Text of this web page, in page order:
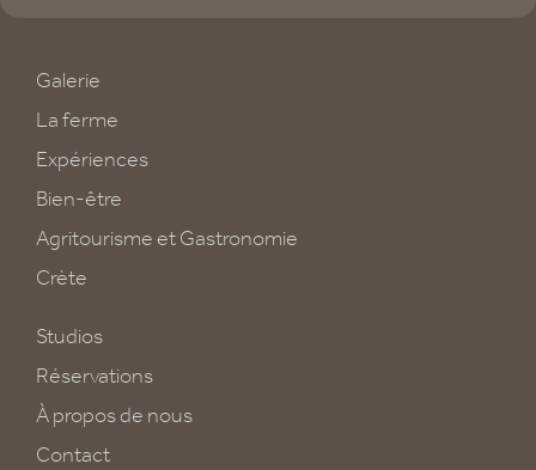
Studios
Réservations
À propos de nous
Contact
Galerie
La ferme
Expériences
Bien-être
Agritourisme et Gastronomie
Crète